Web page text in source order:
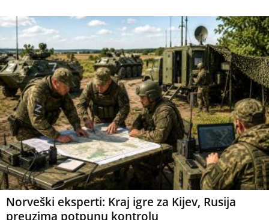
Norveški eksperti: Kraj igre za Kijev, Rusija
preuzima potpunu kontrolu